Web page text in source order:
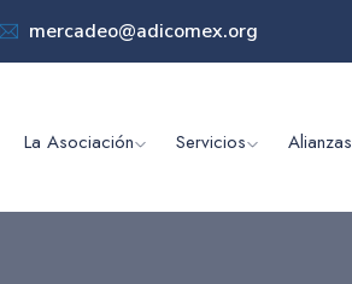
mercadeo@adicomex.org
La Asociación Servicios Alianzas